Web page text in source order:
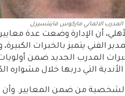
المدرب الالماني ماركوس فاينتسيرل
أن الإدارة وضعت عدة معايير
الفني يتميز بالخبرات الكبيرة،
المدرب الجديد ضمن أولويات
التي دربها خلال مشواره
من ضمن المعايير. وأن